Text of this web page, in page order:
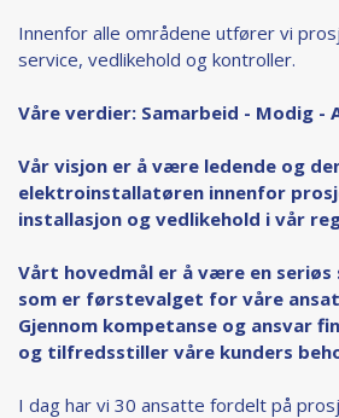
Innenfor alle områdene utfører vi
service, vedlikehold og kontroller.
Våre verdier: Samarbeid - Modig -
Vår visjon er å være ledende og
elektroinstallatøren innenfor
installasjon og vedlikehold i vår
Vårt hovedmål er å være en
som er førstevalget for våre
Gjennom kompetanse og ansvar
og tilfredsstiller våre kunders
I dag har vi 30 ansatte fordelt på